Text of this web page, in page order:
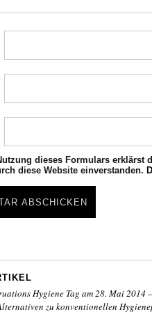
dieses Formulars erklärst
diese Website einverstanden.
Hygiene Tag am 28. Mai 2014
zu konventionellen